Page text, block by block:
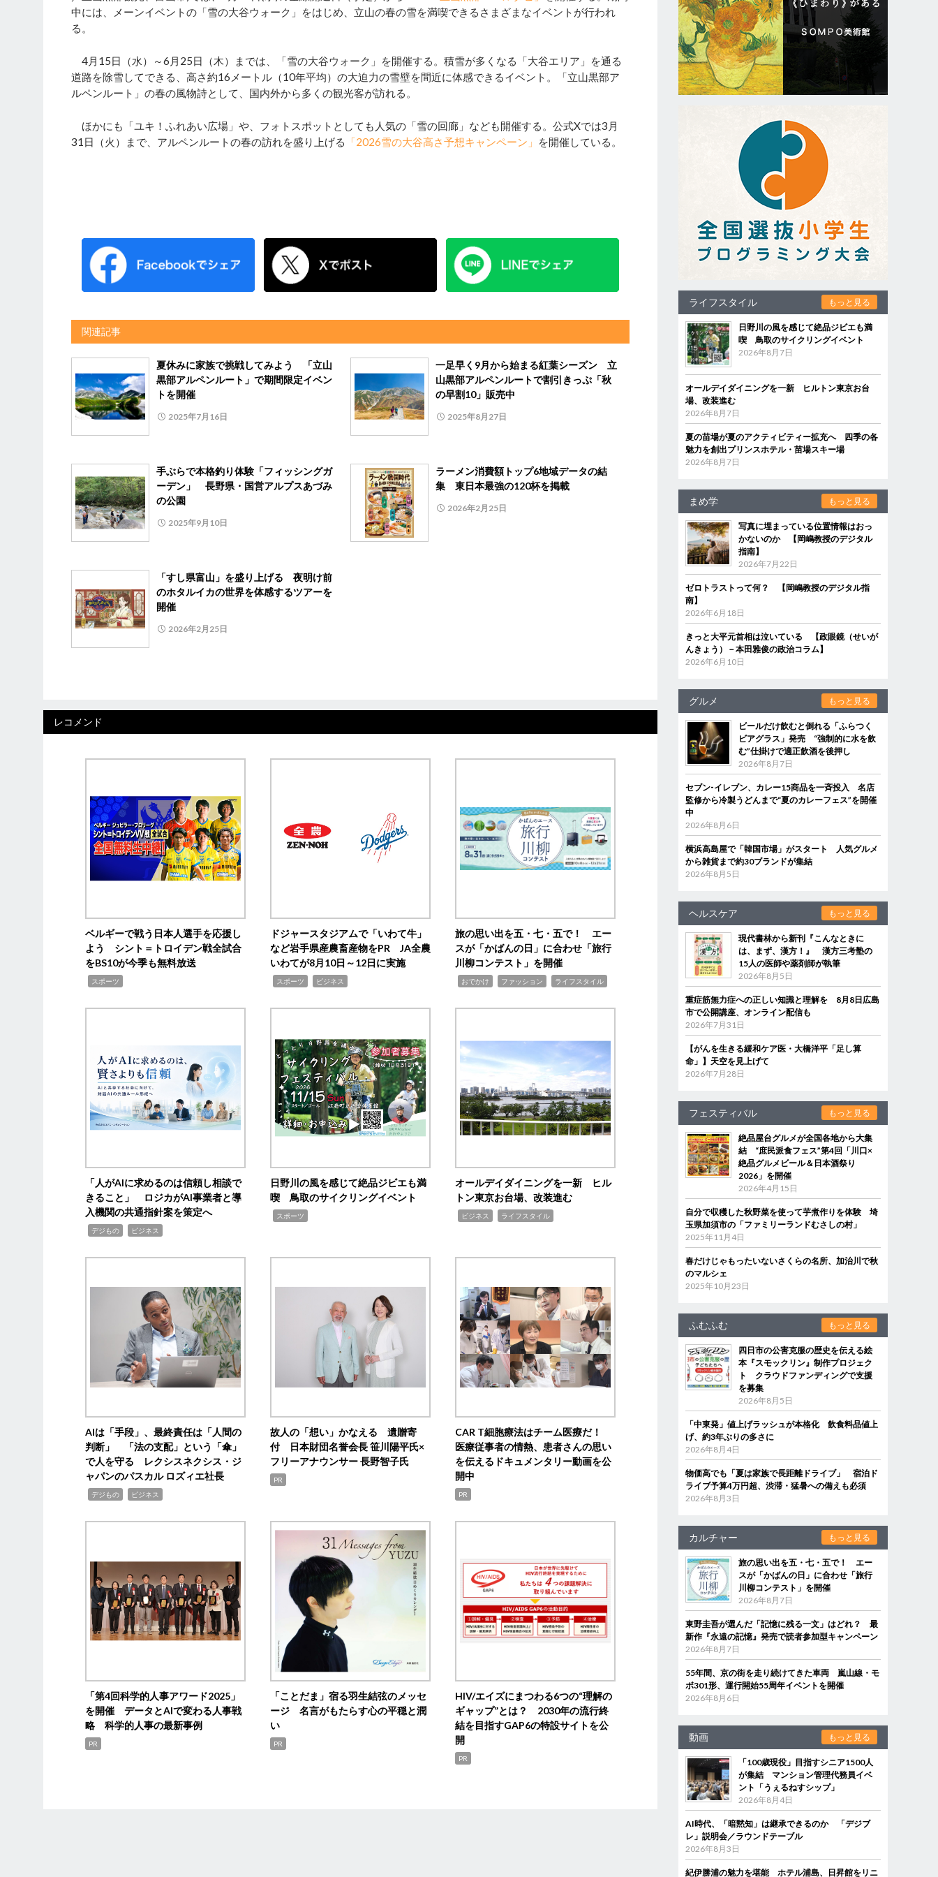
中には、メーンイベントの「雪の大谷ウォーク」をはじめ、立山の春の雪を満喫できるさまざまなイベントが行われ
る。
4月15日（水）～6月25日（木）までは、「雪の大谷ウォーク」を開催する。積雪が多くなる「大谷エリア」を通る
道路を除雪してできる、高さ約16メートル（10年平均）の大迫力の雪壁を間近に体感できるイベント。「立山黒部ア
ルペンルート」の春の風物詩として、国内外から多くの観光客が訪れる。
ほかにも「ユキ！ふれあい広場」や、フォトスポットとしても人気の「雪の回廊」なども開催する。公式Xでは3月
31日（火）まで、アルペンルートの春の訪れを盛り上げる
「2026雪の大谷高さ予想キャンペーン」 を開催している。
関連記事
夏休みに家族で挑戦してみよう 「立山
黒部アルペンルート」で期間限定イベン
トを開催
2025年7月16日
一足早く9月から始まる紅葉シーズン 立
山黒部アルペンルートで割引きっぷ「秋
の早割10」販売中
2025年8月27日
手ぶらで本格釣り体験「フィッシングガ
ーデン」 長野県・国営アルプスあづみ
の公園
2025年9月10日
ラーメン消費額トップ6地域データの結
集 東日本最強の120杯を掲載
2026年2月25日
「すし県富山」を盛り上げる 夜明け前
のホタルイカの世界を体感するツアーを
開催
2026年2月25日
レコメンド
ベルギーで戦う日本人選手を応援し
よう シント＝トロイデン戦全試合
をBS10が今季も無料放送
スポーツ
ドジャースタジアムで「いわて牛」
など岩手県産農畜産物をPR JA全農
いわてが8月10日～12日に実施
スポーツ ビジネス
旅の思い出を五・七・五で！ エー
スが「かばんの日」に合わせ「旅行
川柳コンテスト」を開催
おでかけ ファッション ライフスタイル
「人がAIに求めるのは信頼し相談で
きること」 ロジカがAI事業者と導
入機関の共通指針案を策定へ
デジもの ビジネス
日野川の風を感じて絶品ジビエも満
喫 鳥取のサイクリングイベント
スポーツ
オールデイダイニングを一新 ヒル
トン東京お台場、改装進む
ビジネス ライフスタイル
AIは「手段」、最終責任は「人間の
判断」 「法の支配」という「傘」
で人を守る レクシスネクシス・ジ
ャパンのパスカル ロズィエ社長
デジもの ビジネス
故人の「想い」かなえる 遺贈寄
付 日本財団名誉会長 笹川陽平氏×
フリーアナウンサー 長野智子氏
PR
CAR T細胞療法はチーム医療だ！
医療従事者の情熱、患者さんの思い
を伝えるドキュメンタリー動画を公
開中
PR
「第4回科学的人事アワード2025」
を開催 データとAIで変わる人事戦
略 科学的人事の最新事例
PR
「ことだま」宿る羽生結弦のメッセ
ージ 名言がもたらす心の平穏と潤
い
PR
HIV/エイズにまつわる6つの“理解の
ギャップ”とは？ 2030年の流行終
結を目指すGAP6の特設サイトを公
開
PR
ライフスタイル もっと見る
日野川の風を感じて絶品ジビエも満
喫 鳥取のサイクリングイベント
2026年8月7日
オールデイダイニングを一新 ヒルトン東京お台
場、改装進む
2026年8月7日
夏の苗場が夏のアクティビティー拡充へ 四季の各
魅力を創出プリンスホテル・苗場スキー場
2026年8月7日
まめ学 もっと見る
写真に埋まっている位置情報はおっ
かないのか 【岡嶋教授のデジタル
指南】
2026年7月22日
ゼロトラストって何？ 【岡嶋教授のデジタル指
南】
2026年6月18日
きっと大平元首相は泣いている 【政眼鏡（せいが
んきょう）－本田雅俊の政治コラム】
2026年6月10日
グルメ もっと見る
ビールだけ飲むと倒れる「ふらつく
ビアグラス」発売 “強制的に水を飲
む”仕掛けで適正飲酒を後押し
2026年8月7日
セブン‐イレブン、カレー15商品を一斉投入 名店
監修から冷製うどんまで“夏のカレーフェス”を開催
中
2026年8月6日
横浜高島屋で「韓国市場」がスタート 人気グルメ
から雑貨まで約30ブランドが集結
2026年8月5日
ヘルスケア もっと見る
現代書林から新刊『こんなときに
は、まず、漢方！』 漢方三考塾の
15人の医師や薬剤師が執筆
2026年8月5日
重症筋無力症への正しい知識と理解を 8月8日広島
市で公開講座、オンライン配信も
2026年7月31日
【がんを生きる緩和ケア医・大橋洋平「足し算
命」】天空を見上げて
2026年7月28日
フェスティバル もっと見る
絶品屋台グルメが全国各地から大集
結 “庶民派食フェス”第4回「川口×
絶品グルメビール＆日本酒祭り
2026」を開催
2026年4月15日
自分で収穫した秋野菜を使って芋煮作りを体験 埼
玉県加須市の「ファミリーランドむさしの村」
2025年11月4日
春だけじゃもったいないさくらの名所、加治川で秋
のマルシェ
2025年10月23日
ふむふむ もっと見る
四日市の公害克服の歴史を伝える絵
本『スモックリン』制作プロジェク
ト クラウドファンディングで支援
を募集
2026年8月5日
「中東発」値上げラッシュが本格化 飲食料品値上
げ、約3年ぶりの多さに
2026年8月4日
物価高でも「夏は家族で長距離ドライブ」 宿泊ド
ライブ予算4万円超、渋滞・猛暑への備えも必須
2026年8月3日
カルチャー もっと見る
旅の思い出を五・七・五で！ エー
スが「かばんの日」に合わせ「旅行
川柳コンテスト」を開催
2026年8月7日
東野圭吾が選んだ「記憶に残る一文」はどれ？ 最
新作『永遠の記憶』発売で読者参加型キャンペーン
2026年8月7日
55年間、京の街を走り続けてきた車両 嵐山線・モ
ボ301形、運行開始55周年イベントを開催
2026年8月6日
動画 もっと見る
「100歳現役」目指すシニア1500人
が集結 マンション管理代務員イベ
ント「うぇるねすシップ」
2026年8月4日
AI時代、「暗黙知」は継承できるのか 「デジブ
レ」説明会／ラウンドテーブル
2026年8月3日
紀伊勝浦の魅力を堪能 ホテル浦島、日昇館をリニ